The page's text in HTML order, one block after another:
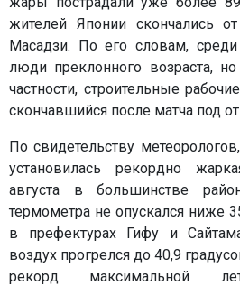
жителей Японии скончались
Масадзи. По его словам,
люди преклонного возраста,
частности, строительные
скончавшийся после матча под
По свидетельству
установилась рекордно
августа в большинстве
термометра не опускался ниже
в префектурах Гифу и
воздух прогрелся до 40,9
рекорд максимальной